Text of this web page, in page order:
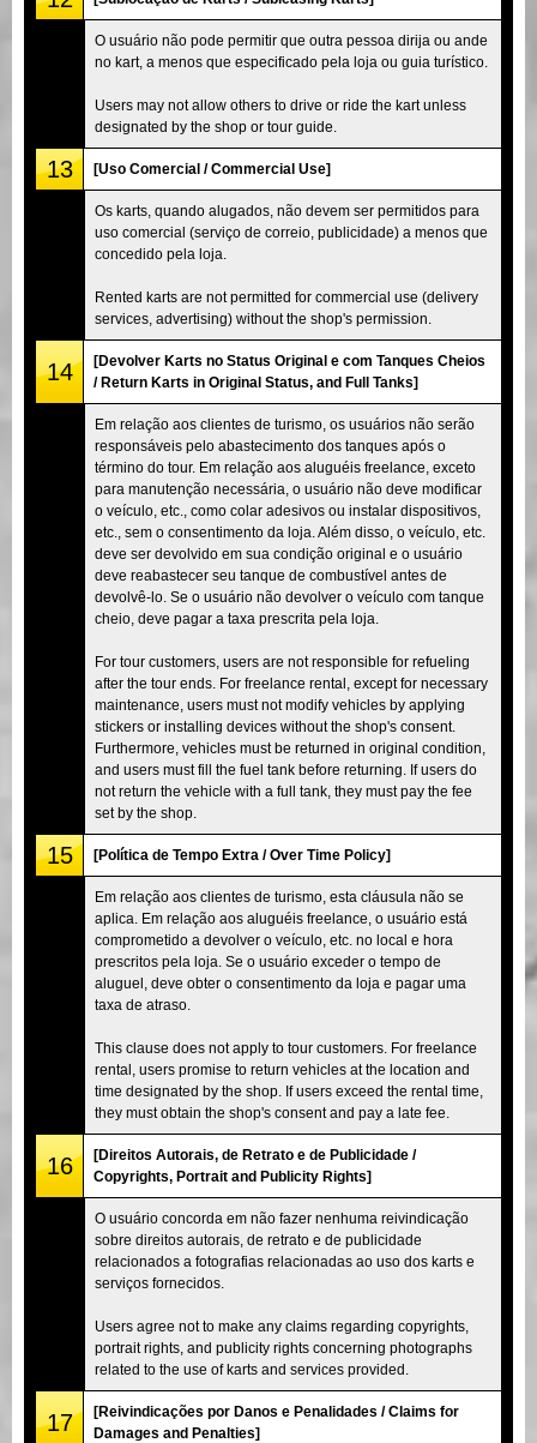
O usuário não pode permitir que outra pessoa dirija ou ande
no kart, a menos que especificado pela loja ou guia turístico.
Users may not allow others to drive or ride the kart unless
designated by the shop or tour guide.
13 [Uso Comercial / Commercial Use]
Os karts, quando alugados, não devem ser permitidos para
uso comercial (serviço de correio, publicidade) a menos que
concedido pela loja.
Rented karts are not permitted for commercial use (delivery
services, advertising) without the shop's permission.
14
[Devolver Karts no Status Original e com Tanques Cheios
/ Return Karts in Original Status, and Full Tanks]
Em relação aos clientes de turismo, os usuários não serão
responsáveis pelo abastecimento dos tanques após o
término do tour. Em relação aos aluguéis freelance, exceto
para manutenção necessária, o usuário não deve modificar
o veículo, etc., como colar adesivos ou instalar dispositivos,
etc., sem o consentimento da loja. Além disso, o veículo, etc.
deve ser devolvido em sua condição original e o usuário
deve reabastecer seu tanque de combustível antes de
devolvê-lo. Se o usuário não devolver o veículo com tanque
cheio, deve pagar a taxa prescrita pela loja.
For tour customers, users are not responsible for refueling
after the tour ends. For freelance rental, except for necessary
maintenance, users must not modify vehicles by applying
stickers or installing devices without the shop's consent.
Furthermore, vehicles must be returned in original condition,
and users must fill the fuel tank before returning. If users do
not return the vehicle with a full tank, they must pay the fee
set by the shop.
15 [Política de Tempo Extra / Over Time Policy]
Em relação aos clientes de turismo, esta cláusula não se
aplica. Em relação aos aluguéis freelance, o usuário está
comprometido a devolver o veículo, etc. no local e hora
prescritos pela loja. Se o usuário exceder o tempo de
aluguel, deve obter o consentimento da loja e pagar uma
taxa de atraso.
This clause does not apply to tour customers. For freelance
rental, users promise to return vehicles at the location and
time designated by the shop. If users exceed the rental time,
they must obtain the shop's consent and pay a late fee.
16
[Direitos Autorais, de Retrato e de Publicidade /
Copyrights, Portrait and Publicity Rights]
O usuário concorda em não fazer nenhuma reivindicação
sobre direitos autorais, de retrato e de publicidade
relacionados a fotografias relacionadas ao uso dos karts e
serviços fornecidos.
Users agree not to make any claims regarding copyrights,
portrait rights, and publicity rights concerning photographs
related to the use of karts and services provided.
17
[Reivindicações por Danos e Penalidades / Claims for
Damages and Penalties]